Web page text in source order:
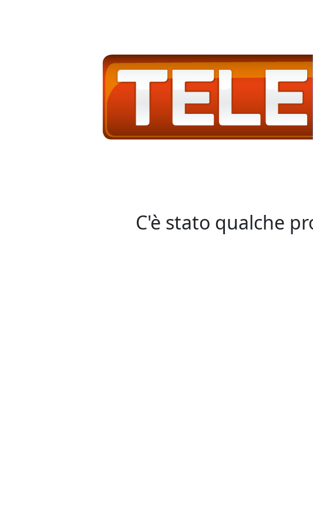
C'è stato qualche